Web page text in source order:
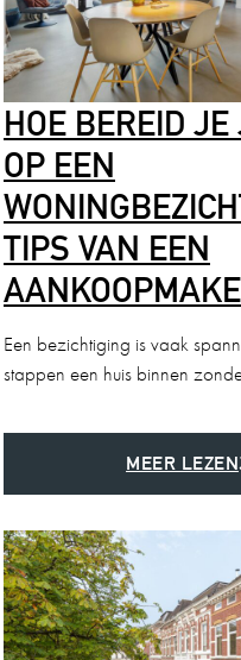
HOE BEREID JE
OP EEN
TIPS VAN EEN
Een bezichtiging is vaak
stappen een huis binnen
MEER LEZEN